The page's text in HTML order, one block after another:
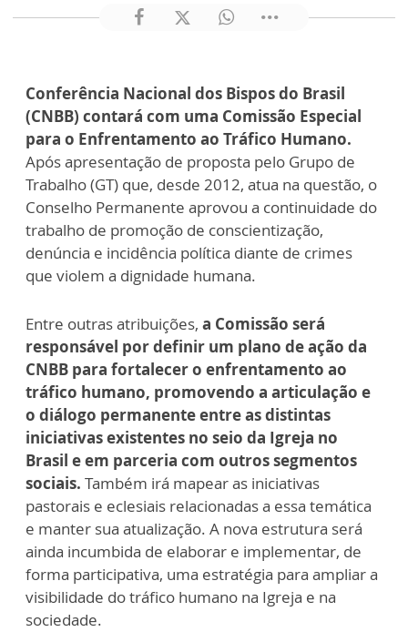
Conferência Nacional dos Bispos do Brasil
(CNBB) contará com uma Comissão Especial
para o Enfrentamento ao Tráfico Humano.
Após apresentação de proposta pelo Grupo de
Trabalho (GT) que, desde 2012, atua na questão, o
Conselho Permanente aprovou a continuidade do
trabalho de promoção de conscientização,
denúncia e incidência política diante de crimes
que violem a dignidade humana.
Entre outras atribuições, a Comissão será
responsável por definir um plano de ação da
CNBB para fortalecer o enfrentamento ao
tráfico humano, promovendo a articulação e
o diálogo permanente entre as distintas
iniciativas existentes no seio da Igreja no
Brasil e em parceria com outros segmentos
sociais. Também irá mapear as iniciativas
pastorais e eclesiais relacionadas a essa temática
e manter sua atualização. A nova estrutura será
ainda incumbida de elaborar e implementar, de
forma participativa, uma estratégia para ampliar a
visibilidade do tráfico humano na Igreja e na
sociedade.